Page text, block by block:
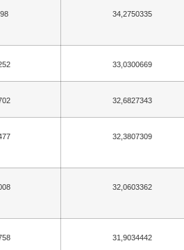
34,2750335
33,0300669
32,6827343
32,3807309
32,0603362
31,9034442